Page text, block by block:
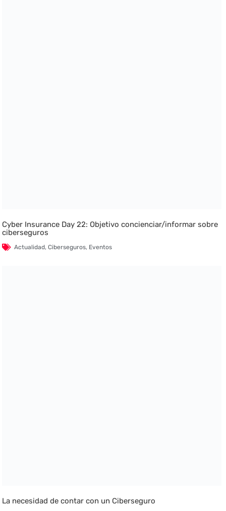
Cyber Insurance Day 22: Objetivo concienciar/informar sobre
ciberseguros
Actualidad,Ciberseguros, Eventos
La necesidad de contar con un Ciberseguro